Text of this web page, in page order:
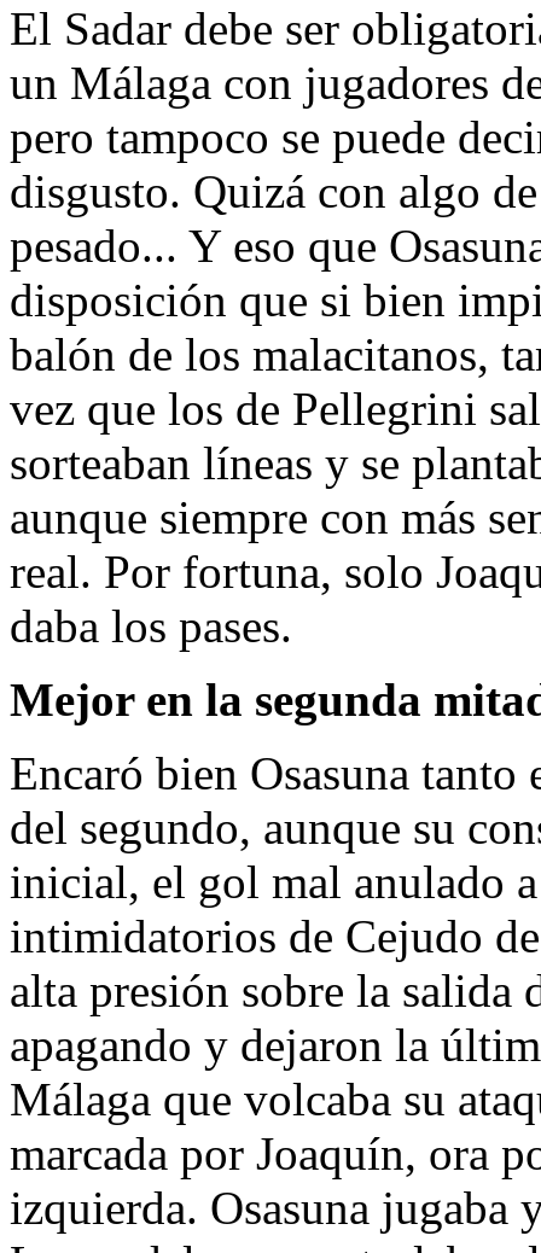
El Sadar debe ser
un Málaga con jugadores
pero tampoco se puede
disgusto. Quizá con algo
pesado... Y eso que
disposición que si bien
balón de los malacitanos,
vez que los de Pellegrini
sorteaban líneas y se
aunque siempre con más
real. Por fortuna, solo
daba los pases.
Mejor en la segunda
Encaró bien Osasuna
del segundo, aunque su
inicial, el gol mal anulado
intimidatorios de Cejudo
alta presión sobre la
apagando y dejaron la
Málaga que volcaba su
marcada por Joaquín, ora
izquierda. Osasuna jugaba